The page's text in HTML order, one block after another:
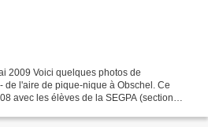
2009 Voici quelques photos de
de l'aire de pique-nique à Obschel. Ce
avec les élèves de la SEGPA (section